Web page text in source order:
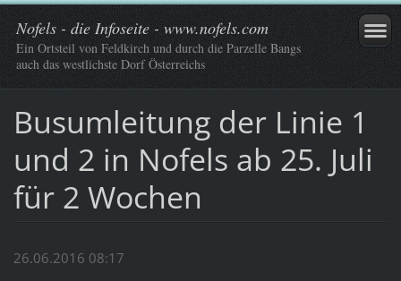
Nofels - die Infoseite - www.nofels.com
Ein Ortsteil von Feldkirch und durch die Parzelle Bangs
auch das westlichste Dorf Österreichs
Busumleitung der Linie 1
und 2 in Nofels ab 25. Juli
für 2 Wochen
26.06.2016 08:17